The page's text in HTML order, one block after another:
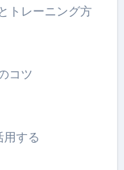
トレーニング方
コツ
用する